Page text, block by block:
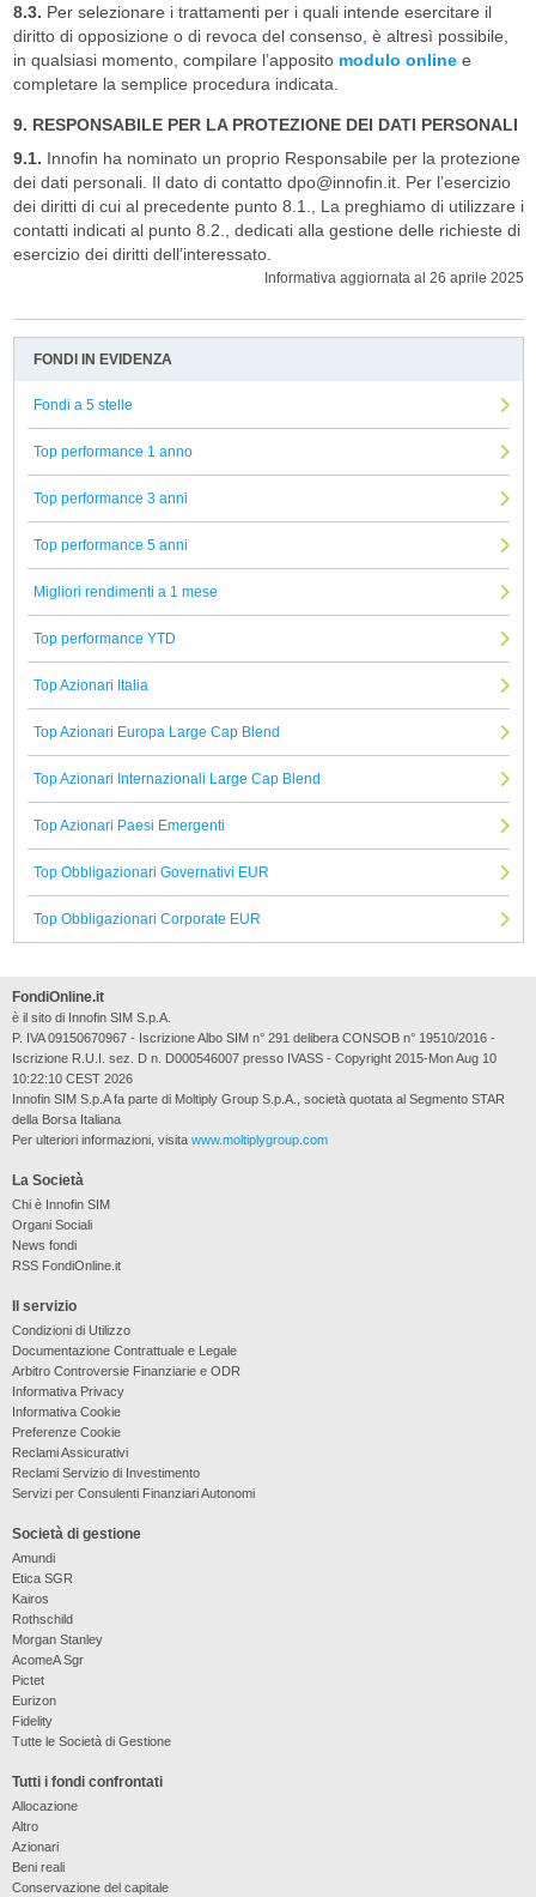
8.3. Per selezionare i trattamenti per i quali intende esercitare il
diritto di opposizione o di revoca del consenso, è altresì possibile,
in qualsiasi momento, compilare l’apposito modulo onlinee
completare la semplice procedura indicata.
9. RESPONSABILE PER LA PROTEZIONE DEI DATI PERSONALI
9.1. Innofin ha nominato un proprio Responsabile per la protezione
dei dati personali. Il dato di contatto dpo@innofin.it. Per l’esercizio
dei diritti di cui al precedente punto 8.1., La preghiamo di utilizzare i
contatti indicati al punto 8.2., dedicati alla gestione delle richieste di
esercizio dei diritti dell’interessato.
Informativa aggiornata al 26 aprile 2025
FONDI IN EVIDENZA
Fondi a 5 stelle
Top performance 1 anno
Top performance 3 anni
Top performance 5 anni
Migliori rendimenti a 1 mese
Top performance YTD
Top Azionari Italia
Top Azionari Europa Large Cap Blend
Top Azionari Internazionali Large Cap Blend
Top Azionari Paesi Emergenti
Top Obbligazionari Governativi EUR
Top Obbligazionari Corporate EUR
La Società
Chi è Innofin SIM
Organi Sociali
News fondi
RSS FondiOnline.it
Il servizio
Condizioni di Utilizzo
Documentazione Contrattuale e Legale
Arbitro Controversie Finanziarie e ODR
Informativa Privacy
Informativa Cookie
Preferenze Cookie
Reclami Assicurativi
Reclami Servizio di Investimento
Servizi per Consulenti Finanziari Autonomi
Società di gestione
Amundi
Etica SGR
Kairos
Rothschild
Morgan Stanley
AcomeA Sgr
Pictet
Eurizon
Fidelity
Tutte le Società di Gestione
Tutti i fondi confrontati
Allocazione
Altro
Azionari
Beni reali
Conservazione del capitale
FondiOnline.it
è il sito di Innofin SIM S.p.A.
P. IVA 09150670967 - Iscrizione Albo SIM n° 291 delibera CONSOB n° 19510/2016 -
Iscrizione R.U.I. sez. D n. D000546007 presso IVASS - Copyright 2015-Mon Aug 10
10:22:10 CEST 2026
Innofin SIM S.p.A fa parte di Moltiply Group S.p.A., società quotata al Segmento STAR
della Borsa Italiana
Per ulteriori informazioni, visita www.moltiplygroup.com